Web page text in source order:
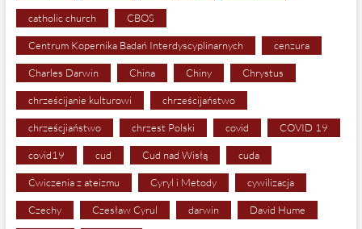
catholic church CBOS
Centrum Kopernika Badań Interdyscyplinarnych cenzura
Charles Darwin China Chiny Chrystus
chrześcijanie kulturowi chrześcijaństwo
chrześcjiaństwo chrzest Polski covid COVID 19
covid19 cud Cud nad Wisłą cuda
Ćwiczenia z ateizmu Cyryl i Metody cywilizacja
Czechy Czesław Cyrul darwin David Hume